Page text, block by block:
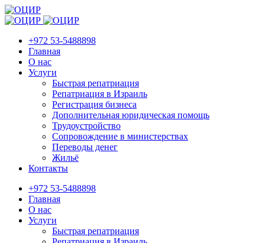
+972 53-5488898
Главная
О нас
Услуги
Быстрая репатриация
Репатриация в Израиль
Регистрация бизнеса
Дополнительная юридическая помощь
Трудоустройство
Cопровождение в министерствах
Переводы денег
Жильё
Контакты
+972 53-5488898
Главная
О нас
Услуги
Быстрая репатриация